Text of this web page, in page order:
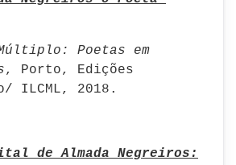
Poetas em
, Porto, Edições
ILCML, 2018.
de Almada Negreiros: